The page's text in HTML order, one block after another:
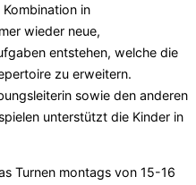
in
wieder neue,
entstehen, welche die
zu erweitern.
sowie den anderen
unterstützt die Kinder in
Turnen montags von 15-16